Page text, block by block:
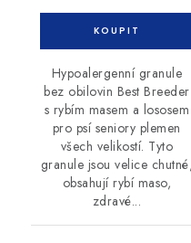
Hypoalergenní granule
bez obilovin Best Breeder
s rybím masem a lososem
pro psí seniory plemen
všech velikostí. Tyto
granule jsou velice chutné,
obsahují rybí maso,
zdravé...